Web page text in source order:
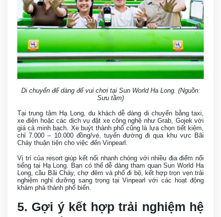
Di chuyển để dàng để vui chơi tại Sun World Ha Long. (Nguồn:
Sưu tầm)
Tại trung tâm Hạ Long, du khách dễ dàng di chuyển bằng taxi,
xe điện hoặc các dịch vụ đặt xe công nghệ như Grab, Gojek với
giá cả minh bạch. Xe buýt thành phố cũng là lựa chọn tiết kiệm,
chỉ 7.000 – 10.000 đồng/vé, tuyến đường đi qua khu vực Bãi
Cháy thuận tiện cho việc đến Vinpearl.
Vị trí của resort giúp kết nối nhanh chóng với nhiều địa điểm nổi
tiếng tại Hạ Long. Bạn có thể dễ dàng tham quan Sun World Ha
Long, cầu Bãi Cháy, chợ đêm và phố đi bộ, kết hợp trọn vẹn trải
nghiệm nghỉ dưỡng sang trọng tại Vinpearl với các hoạt động
khám phá thành phố biển.
5. Gợi ý kết hợp trải nghiệm hệ